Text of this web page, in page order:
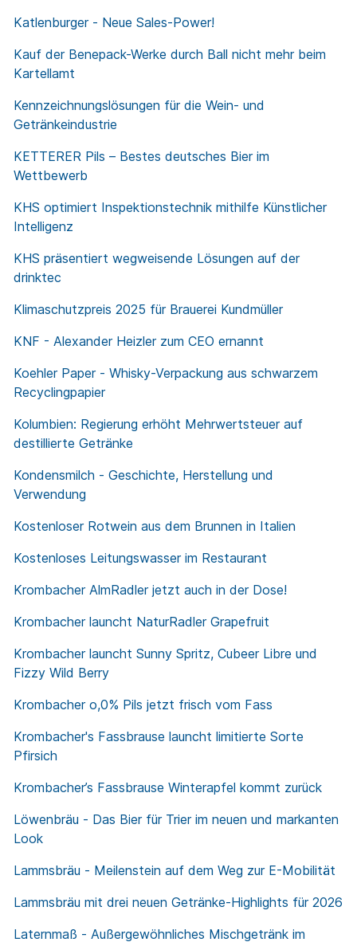
Katlenburger - Neue Sales-Power!
Kauf der Benepack-Werke durch Ball nicht mehr beim
Kartellamt
Kennzeichnungslösungen für die Wein- und
Getränkeindustrie
KETTERER Pils – Bestes deutsches Bier im
Wettbewerb
KHS optimiert Inspektionstechnik mithilfe Künstlicher
Intelligenz
KHS präsentiert wegweisende Lösungen auf der
drinktec
Klimaschutzpreis 2025 für Brauerei Kundmüller
KNF - Alexander Heizler zum CEO ernannt
Koehler Paper - Whisky-Verpackung aus schwarzem
Recyclingpapier
Kolumbien: Regierung erhöht Mehrwertsteuer auf
destillierte Getränke
Kondensmilch - Geschichte, Herstellung und
Verwendung
Kostenloser Rotwein aus dem Brunnen in Italien
Kostenloses Leitungswasser im Restaurant
Krombacher AlmRadler jetzt auch in der Dose!
Krombacher launcht NaturRadler Grapefruit
Krombacher launcht Sunny Spritz, Cubeer Libre und
Fizzy Wild Berry
Krombacher o,0% Pils jetzt frisch vom Fass
Krombacher's Fassbrause launcht limitierte Sorte
Pfirsich
Krombacher’s Fassbrause Winterapfel kommt zurück
Löwenbräu - Das Bier für Trier im neuen und markanten
Look
Lammsbräu - Meilenstein auf dem Weg zur E-Mobilität
Lammsbräu mit drei neuen Getränke-Highlights für 2026
Laternmaß - Außergewöhnliches Mischgetränk im